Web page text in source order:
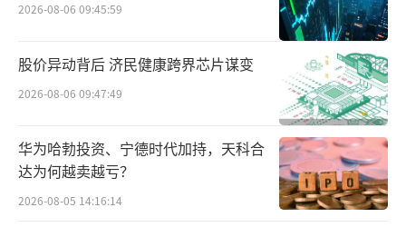
值得一提的是，在此前的公告中，格力地
产将买入珠海免税集团定性为——充实其大消费
业务板块，与地产开发板块协同发展。而此
次，公司在完成免税“入局”的同时，还做
出“退房”决定。
而格力地产“去房地产化”或也是其考量
经营成果后的一个选择。
2026-08-06 09:45:59
股价异动背后 济民健康跨界芯片谋变
2026-08-06 09:47:49
华为哈勃投资、宁德时代加持，天科合
达为何越卖越亏？
2026-08-05 14:16:14